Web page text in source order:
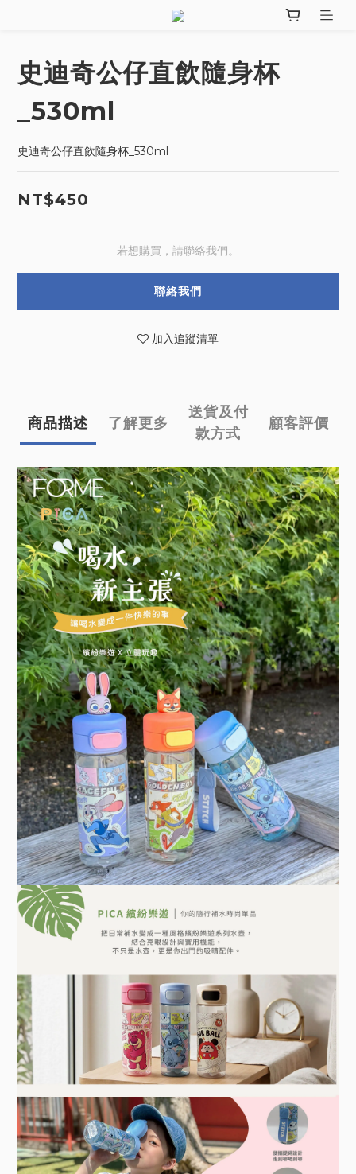
史迪奇公仔直飲隨身杯
_530ml
史迪奇公仔直飲隨身杯_530ml
NT$450
若想購買，請聯絡我們。
聯絡我們
加入追蹤清單
商品描述 了解更多
送貨及付
款方式
顧客評價